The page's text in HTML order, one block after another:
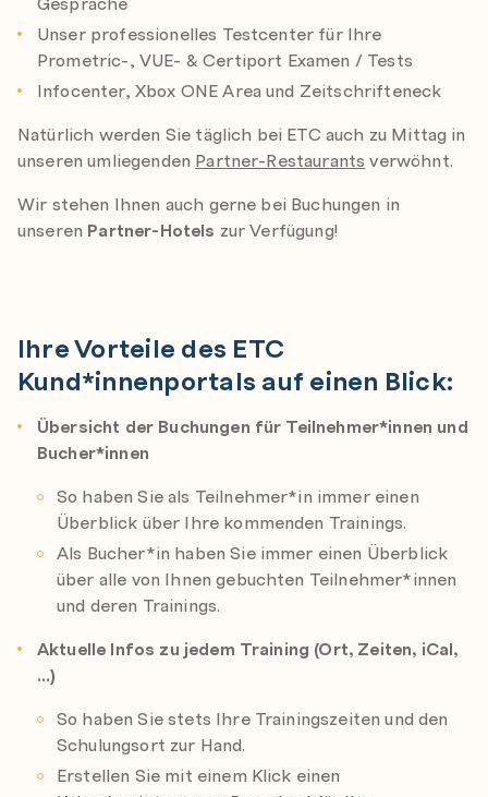
Unser professionelles Testcenter für Ihre
Prometric-, VUE- & Certiport Examen / Tests
Infocenter, Xbox ONE Area und Zeitschrifteneck
Natürlich werden Sie täglich bei ETC auch zu Mittag in
unseren umliegenden Partner-Restaurants verwöhnt.
Wir stehen Ihnen auch gerne bei Buchungen in
unseren Partner-Hotels zur Verfügung!
Ihre Vorteile des ETC
Kund*innenportals auf einen Blick:
Übersicht der Buchungen für Teilnehmer*innen und
Bucher*innen
So haben Sie als Teilnehmer*in immer einen
Überblick über Ihre kommenden Trainings.
Als Bucher*in haben Sie immer einen Überblick
über alle von Ihnen gebuchten Teilnehmer*innen
und deren Trainings.
Aktuelle Infos zu jedem Training (Ort, Zeiten, iCal,
…)
So haben Sie stets Ihre Trainingszeiten und den
Schulungsort zur Hand.
Erstellen Sie mit einem Klick einen